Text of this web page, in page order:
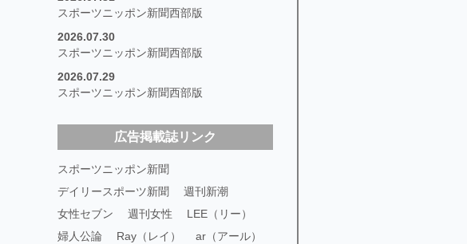
スポーツニッポン新聞西部版
2026.07.30
スポーツニッポン新聞西部版
2026.07.29
スポーツニッポン新聞西部版
広告掲載誌リンク
スポーツニッポン新聞
デイリースポーツ新聞
週刊新潮
女性セブン
週刊女性
LEE（リー）
婦人公論
Ray（レイ）
ar（アール）